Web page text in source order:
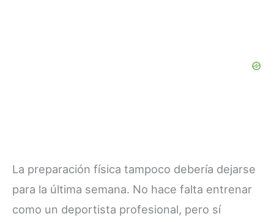
La preparación física tampoco debería dejarse
para la última semana. No hace falta entrenar
como un deportista profesional, pero sí